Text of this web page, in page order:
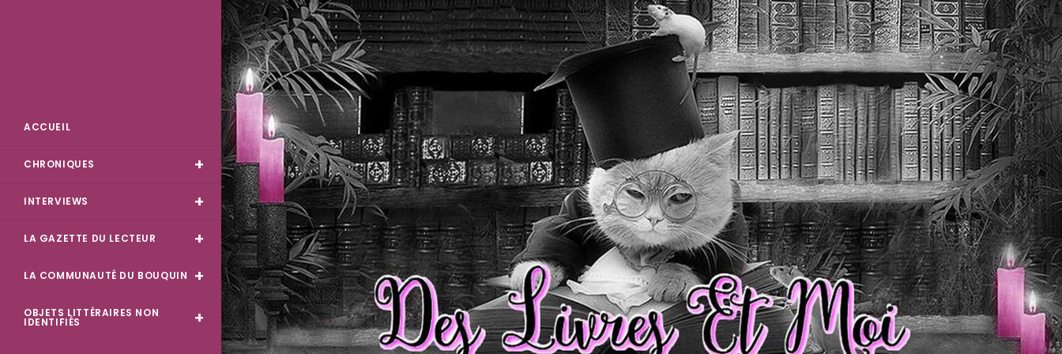
Skip
to
content
ACCUEIL
CHRONIQUES
INTERVIEWS
LA GAZETTE DU LECTEUR
LA COMMUNAUTÉ DU BOUQUIN
OBJETS LITTÉRAIRES NON
IDENTIFIÉS